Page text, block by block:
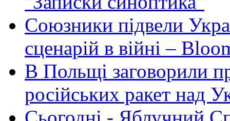
Союзники підвели
сценарій в війні –
В Польщі заговорили
російських ракет над